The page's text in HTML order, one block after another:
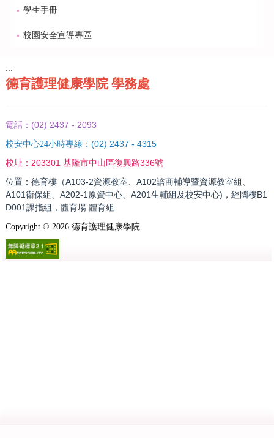
學生手冊
校園安全宣導專區
:::
德育護理健康學院 學務處
電話： (02) 2437 - 2093
校安中心24小時專線： (02) 2437 - 4315
校址： 203301 基隆市中山區復興路336號
位置：德育樓（A103-2資源教室、A102諮商輔導暨資源教室組、
A101衛保組、A202-1原資中心、A201生輔組及校安中心)，經國樓B1
D001課指組，體育場 體育組
Copyright © 2026德育護理健康學院